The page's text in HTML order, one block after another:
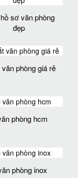
sơ văn phòng
đẹp
phòng giá rẻ
phòng hcm
phòng inox